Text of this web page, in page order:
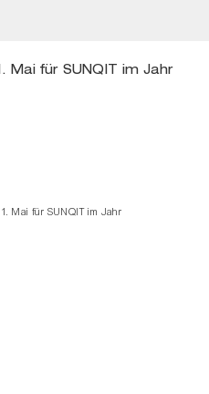
Mai für SUNQIT im Jahr